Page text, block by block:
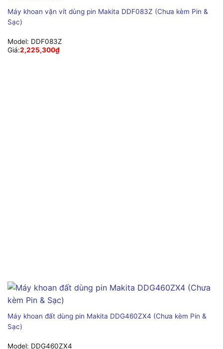
Máy khoan vặn vít dùng pin Makita DDF083Z (Chưa kèm Pin &
Sạc)
Model: DDF083Z
Giá:2,225,300₫
Máy khoan đất dùng pin Makita DDG460ZX4 (Chưa kèm Pin &
Sạc)
Model: DDG460ZX4